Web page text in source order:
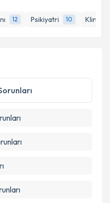
12 Psikiyatri 10 Klinik
ilişkin
verilerimin belirtilen
kabul ediyorum.
Gönder